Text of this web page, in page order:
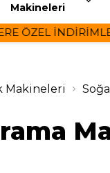
Makineleri
ÖZEL İNDİRİMLER !
Makineleri